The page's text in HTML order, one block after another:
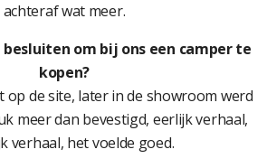
achteraf wat meer.
om bij ons een camper te
kopen?
op de site, later in de showroom werd
meer dan bevestigd, eerlijk verhaal,
verhaal, het voelde goed.